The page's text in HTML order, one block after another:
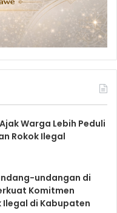
Warga Lebih Peduli
Rokok Ilegal
undangan di
Komitmen
Ilegal di Kabupaten